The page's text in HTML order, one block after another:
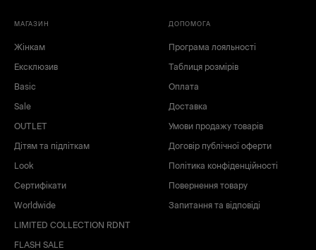
МАГАЗИН
Жінкам
Ексклюзив
Basic
Sale
OUTLET
Дітям та підліткам
Look
Сертифікати
Worldwide
LIMITED COLLECTION RDNT
FLASH SALE
ДОПОМОГА
Програма лояльності
Таблиця розмірів
Оплата
Доставка
Умови продажу товарів
Договір публічної оферти
Політика конфіденційності
Повернення товару
Запитання та відповіді